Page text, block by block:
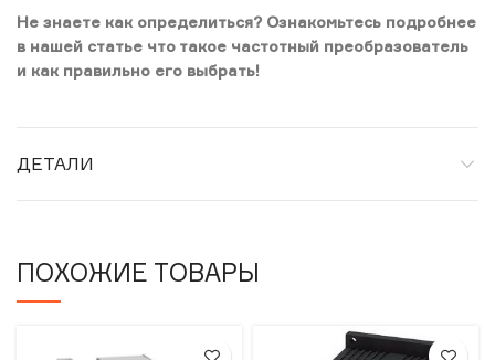
Не знаете как определиться? Ознакомьтесь подробнее
в нашей статье что такое частотный преобразователь
и как правильно его выбрать!
ДЕТАЛИ
ПОХОЖИЕ ТОВАРЫ